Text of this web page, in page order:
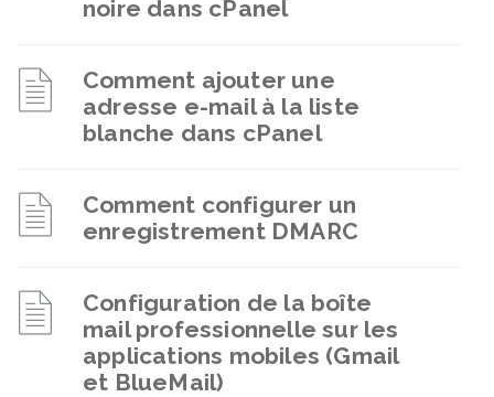
noire dans cPanel
Comment ajouter une
adresse e-mail à la liste
blanche dans cPanel
Comment configurer un
enregistrement DMARC
Configuration de la boîte
mail professionnelle sur les
applications mobiles (Gmail
et BlueMail)